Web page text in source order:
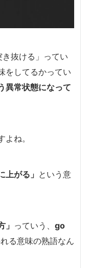
抜ける」ってい
をしてるかってい
異常状態になって
ね。
上がる」 という意
」 っていう、 go
る意味の熟語なん